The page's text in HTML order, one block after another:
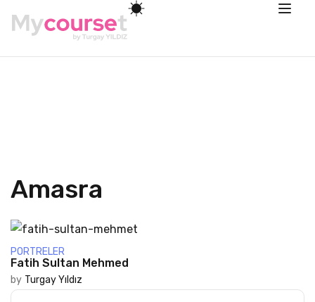
Amasra
PORTRELER
Fatih Sultan Mehmed
by Turgay Yıldız